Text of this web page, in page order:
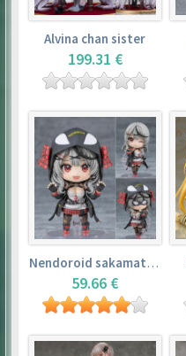
Alvina chan sister
199.31 €
Nendoroid sakamata chloe
59.66 €